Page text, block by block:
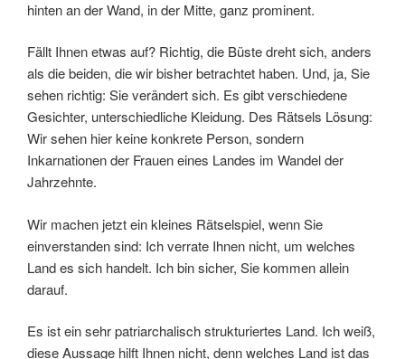
hinten an der Wand, in der Mitte, ganz prominent.
Fällt Ihnen etwas auf? Richtig, die Büste dreht sich, anders
als die beiden, die wir bisher betrachtet haben. Und, ja, Sie
sehen richtig: Sie verändert sich. Es gibt verschiedene
Gesichter, unterschiedliche Kleidung. Des Rätsels Lösung:
Wir sehen hier keine konkrete Person, sondern
Inkarnationen der Frauen eines Landes im Wandel der
Jahrzehnte.
Wir machen jetzt ein kleines Rätselspiel, wenn Sie
einverstanden sind: Ich verrate Ihnen nicht, um welches
Land es sich handelt. Ich bin sicher, Sie kommen allein
darauf.
Es ist ein sehr patriarchalisch strukturiertes Land. Ich weiß,
diese Aussage hilft Ihnen nicht, denn welches Land ist das